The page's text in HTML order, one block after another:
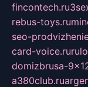
fincontech.ru
rebus-toys.ru
seo-
card-voice.ru
domizbrusa-
a380club.ru